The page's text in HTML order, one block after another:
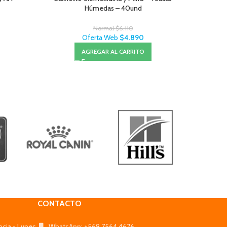
Húmedas – 40und
Normal$6.110
Oferta Web $4.890
AGREGAR AL CARRITO
CONTACTO